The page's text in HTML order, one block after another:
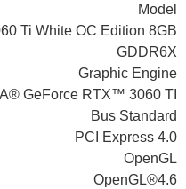
Model
Ti White OC Edition 8GB
GDDR6X
Graphic Engine
GeForce RTX™ 3060 TI
Bus Standard
PCI Express 4.0
OpenGL
OpenGL®4.6